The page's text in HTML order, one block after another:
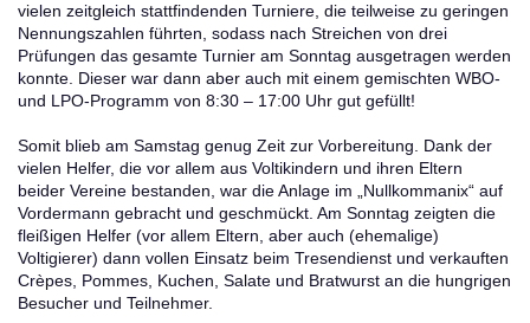
vielen zeitgleich stattfindenden Turniere, die teilweise zu geringen
Nennungszahlen führten, sodass nach Streichen von drei
Prüfungen das gesamte Turnier am Sonntag ausgetragen werden
konnte. Dieser war dann aber auch mit einem gemischten WBO-
und LPO-Programm von 8:30 – 17:00 Uhr gut gefüllt!
Somit blieb am Samstag genug Zeit zur Vorbereitung. Dank der
vielen Helfer, die vor allem aus Voltikindern und ihren Eltern
beider Vereine bestanden, war die Anlage im „Nullkommanix“ auf
Vordermann gebracht und geschmückt. Am Sonntag zeigten die
fleißigen Helfer (vor allem Eltern, aber auch (ehemalige)
Voltigierer) dann vollen Einsatz beim Tresendienst und verkauften
Crèpes, Pommes, Kuchen, Salate und Bratwurst an die hungrigen
Besucher und Teilnehmer.